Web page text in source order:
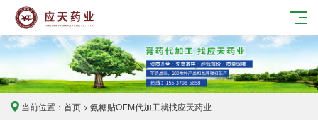
当前位置： 首页 > 氨糖贴OEM代加工就找应天药业